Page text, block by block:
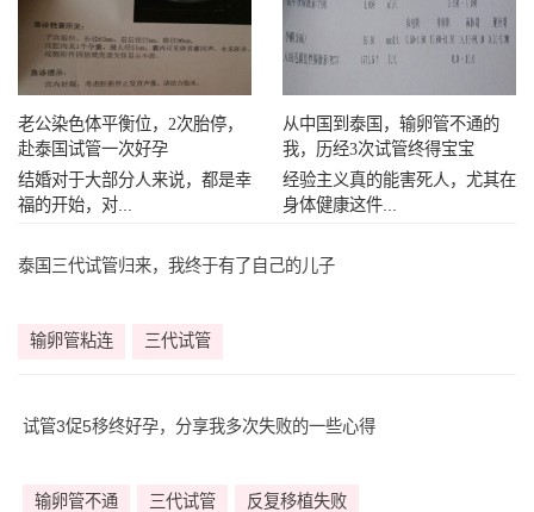
老公染色体平衡位，2次胎停，
赴泰国试管一次好孕
结婚对于大部分人来说，都是幸
福的开始，对...
从中国到泰国，输卵管不通的
我，历经3次试管终得宝宝
经验主义真的能害死人，尤其在
身体健康这件...
泰国三代试管归来，我终于有了自己的儿子
输卵管粘连 三代试管
试管3促5移终好孕，分享我多次失败的一些心得
输卵管不通 三代试管 反复移植失败